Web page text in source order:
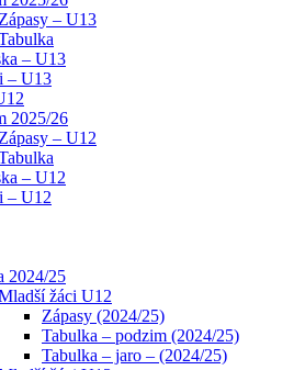
Zápasy – U13
– U13
– U13
2025/26
Zápasy – U12
– U12
– U12
2024/25
žáci U12
Zápasy (2024/25)
Tabulka – podzim (2024/25)
Tabulka – jaro – (2024/25)